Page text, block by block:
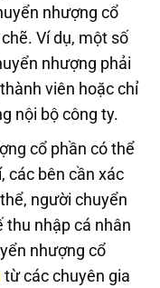
nhượng cổ
Ví dụ, một số
nhượng phải
viên hoặc chỉ
nội bộ công ty.
cổ phần có thể
các bên cần xác
người chuyển
thu nhập cá nhân
nhượng cổ
từ các chuyên gia